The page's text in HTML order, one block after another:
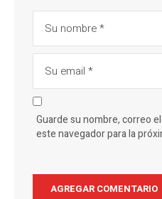
Guarde su nombre, correo
este navegador para la